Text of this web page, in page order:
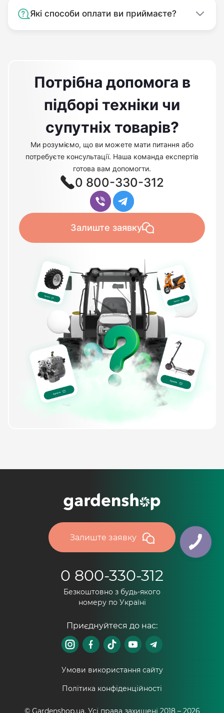
Які способи оплати ви приймаєте?
Потрібна допомога в
підборі техніки чи
супутніх товарів?
Ми розуміємо, що ви можете мати питання або
потребуєте консультації. Наша команда експертів
готова вам допомогти.
0 800-330-312
Залиште заявку
Залиште заявку
0 800-330-312
Безкоштовно з будь-якого
номеру по Україні
Приєднуйтеся до нас:
Умови використання сайту
Політика конфіденційності
© Gardenshop.ua, Усі права захищені 2018 – 2026